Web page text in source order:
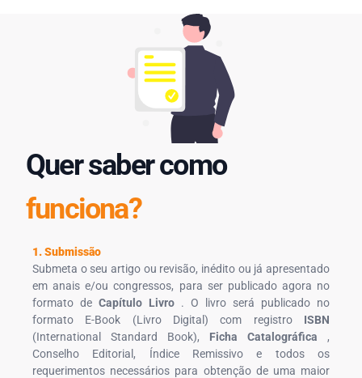
Quer saber como
funciona?
1. Submissão
Submeta o seu artigo ou revisão, inédito ou já apresentado
em anais e/ou congressos, para ser publicado agora no
formato de Capítulo Livro . O livro será publicado no
formato E-Book (Livro Digital) com registro ISBN
(International Standard Book), Ficha Catalográfica ,
Conselho Editorial, Índice Remissivo e todos os
requerimentos necessários para obtenção de uma maior